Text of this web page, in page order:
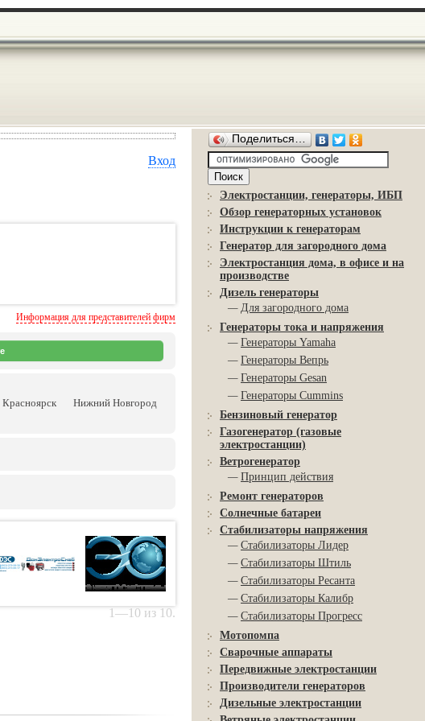
Вход
Информация для представителей фирм
Красноярск
Нижний Новгород
1—10 из 10.
Поделиться…
Электростанции, генераторы, ИБП
Обзор генераторных установок
Инструкции к генераторам
Генератор для загородного дома
Электростанция дома, в офисе и на
производстве
Дизель генераторы
— Для загородного дома
Генераторы тока и напряжения
— Генераторы Yamaha
— Генераторы Вепрь
— Генераторы Gesan
— Генераторы Cummins
Бензиновый генератор
Газогенератор (газовые
электростанции)
Ветрогенератор
— Принцип действия
Ремонт генераторов
Солнечные батареи
Стабилизаторы напряжения
— Стабилизаторы Лидер
— Стабилизаторы Штиль
— Стабилизаторы Ресанта
— Стабилизаторы Калибр
— Стабилизаторы Прогресс
Мотопомпа
Сварочные аппараты
Передвижные электростанции
Производители генераторов
Дизельные электростанции